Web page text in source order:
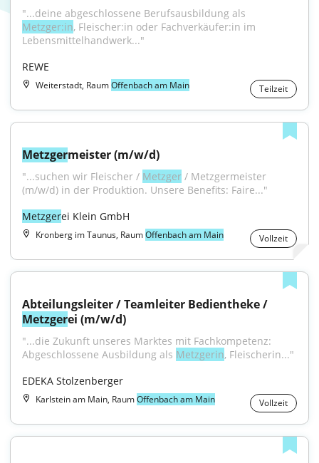
Metzger:in, Fleischer:in oder Fachverkäufer:in im
Lebensmittelhandwerk..."
REWE
Weiterstadt, RaumOffenbach am Main Teilzeit
Metzgermeister (m/w/d)
"...suchen wir Fleischer / Metzger / Metzgermeister
(m/w/d) in der Produktion. Unsere Benefits: Faire..."
Metzgerei Klein GmbH
Kronberg im Taunus, RaumOffenbach am Main Vollzeit
Metzgerei (m/w/d)
"...die Zukunft unseres Marktes mit Fachkompetenz:
Abgeschlossene Ausbildung als Metzgerin, Fleischerin..."
EDEKA Stolzenberger
Karlstein am Main, RaumOffenbach am Main Vollzeit